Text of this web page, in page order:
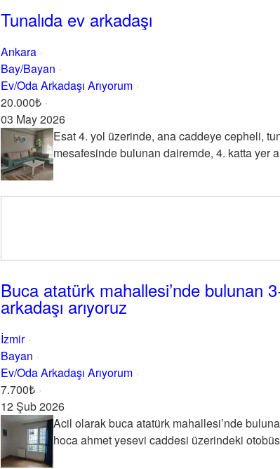
Tunalıda ev arkadaşı
Ankara
Bay/Bayan
Ev/Oda Arkadaşı Arıyorum
20.000₺
03 May 2026
Esat 4. yol üzerinde, ana caddeye cepheli,
mesafesinde bulunan dairemde, 4. katta yer
Buca atatürk mahallesi’nde bulunan
arkadaşı arıyoruz
İzmir
Bayan
Ev/Oda Arkadaşı Arıyorum
7.700₺
12 Şub 2026
Acil olarak buca atatürk mahallesi’nde
hoca ahmet yesevi caddesi üzerindeki